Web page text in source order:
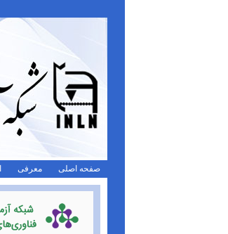
صفحه اصلی معرفی